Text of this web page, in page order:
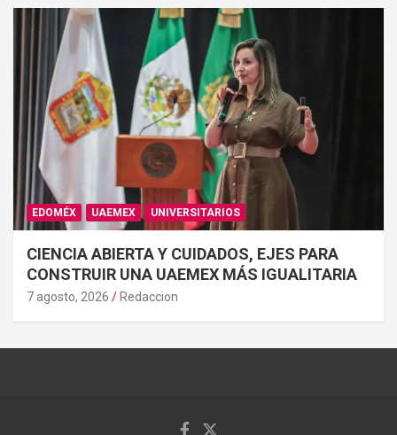
EDOMÉX UAEMEX UNIVERSITARIOS
CIENCIA ABIERTA Y CUIDADOS, EJES PARA
CONSTRUIR UNA UAEMEX MÁS IGUALITARIA
7 agosto, 2026 Redaccion